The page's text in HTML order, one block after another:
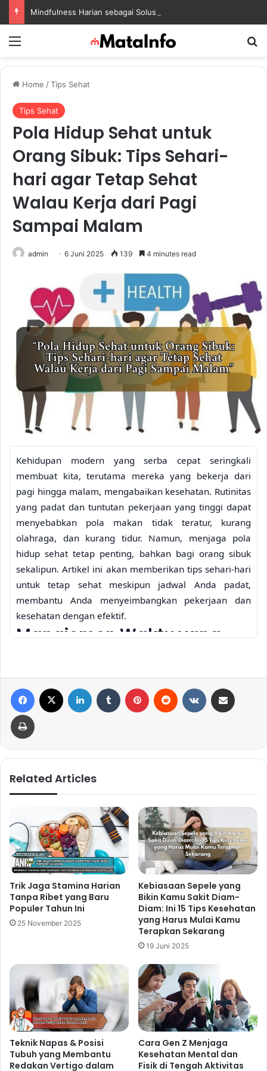
Home /Tips Sehat
Tips Sehat
Pola Hidup Sehat untuk
Orang Sibuk: Tips Sehari-
hari agar Tetap Sehat
Walau Kerja dari Pagi
Sampai Malam
admin 6 Juni 2025 139 4 minutes read
Kehidupan modern yang serba cepat seringkali
membuat kita, terutama mereka yang bekerja dari
pagi hingga malam, mengabaikan kesehatan. Rutinitas
yang padat dan tuntutan pekerjaan yang tinggi dapat
menyebabkan pola makan tidak teratur, kurang
olahraga, dan kurang tidur. Namun, menjaga pola
hidup sehat tetap penting, bahkan bagi orang sibuk
sekalipun. Artikel ini akan memberikan tips sehari-hari
untuk tetap sehat meskipun jadwal Anda padat,
membantu Anda menyeimbangkan pekerjaan dan
kesehatan dengan efektif.
Manajemen Waktu yang
Kunci utama untuk menjalani pola hidup sehat bagi
orang sibuk adalah manajemen waktu. Anda perlu
menjadwalkan waktu untuk kesehatan, sama seperti
Anda menjadwalkan rapat atau pekerjaan lainnya.
Jangan menganggap kesehatan sebagai hal yang bisa
diabaikan. Dengan perencanaan yang tepat, Anda
harian Anda tanpa mengganggu produktivitas kerja.
Related Articles
Cara Sederhana Mengatasi Stres
melalui Rutinitas Harian yang
Membawa Dampak Positif
20 jam ago
Tips Menjaga Kesehatan Tulang
Sejak Dini dengan Pola Hidup Aktif
2 hari ago
Strategi Hidup Sehat bagi
Karyawan Kantoran untuk
Mendukung Performa Kerja
Maksimal
3 hari ago
Related Articles
Trik Jaga Stamina Harian
Tanpa Ribet yang Baru
Populer Tahun Ini
25 November 2025
Kebiasaan Sepele yang
Bikin Kamu Sakit Diam-
Diam: Ini 15 Tips Kesehatan
yang Harus Mulai Kamu
Terapkan Sekarang
19 Juni 2025
Teknik Napas & Posisi
Tubuh yang Membantu
Redakan Vertigo dalam
Cara Gen Z Menjaga
Kesehatan Mental dan
Fisik di Tengah Aktivitas